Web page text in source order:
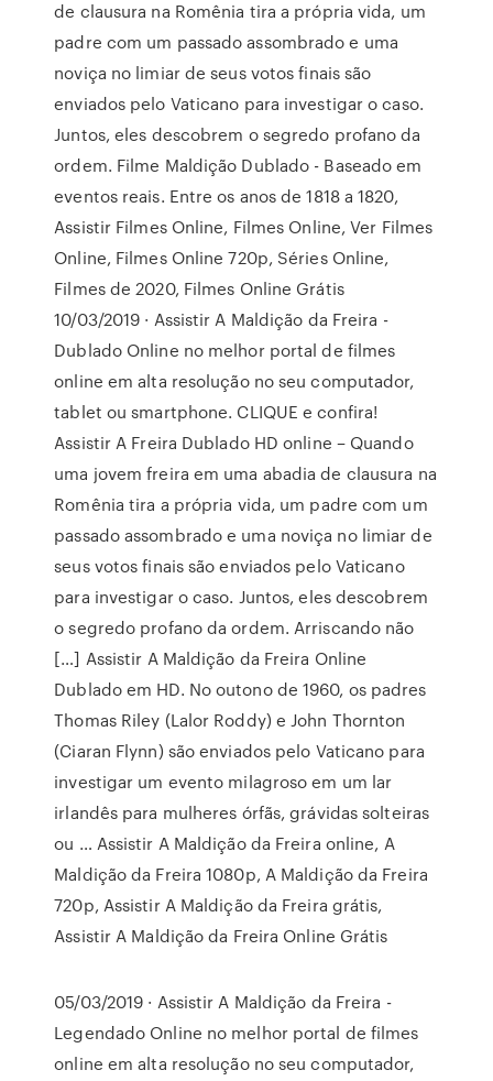
de clausura na Romênia tira a própria vida, um
padre com um passado assombrado e uma
noviça no limiar de seus votos finais são
enviados pelo Vaticano para investigar o caso.
Juntos, eles descobrem o segredo profano da
ordem. Filme Maldição Dublado - Baseado em
eventos reais. Entre os anos de 1818 a 1820,
Assistir Filmes Online, Filmes Online, Ver Filmes
Online, Filmes Online 720p, Séries Online,
Filmes de 2020, Filmes Online Grátis
10/03/2019 · Assistir A Maldição da Freira -
Dublado Online no melhor portal de filmes
online em alta resolução no seu computador,
tablet ou smartphone. CLIQUE e confira!
Assistir A Freira Dublado HD online – Quando
uma jovem freira em uma abadia de clausura na
Romênia tira a própria vida, um padre com um
passado assombrado e uma noviça no limiar de
seus votos finais são enviados pelo Vaticano
para investigar o caso. Juntos, eles descobrem
o segredo profano da ordem. Arriscando não
[…] Assistir A Maldição da Freira Online
Dublado em HD. No outono de 1960, os padres
Thomas Riley (Lalor Roddy) e John Thornton
(Ciaran Flynn) são enviados pelo Vaticano para
investigar um evento milagroso em um lar
irlandês para mulheres órfãs, grávidas solteiras
ou … Assistir A Maldição da Freira online, A
Maldição da Freira 1080p, A Maldição da Freira
720p, Assistir A Maldição da Freira grátis,
Assistir A Maldição da Freira Online Grátis
05/03/2019 · Assistir A Maldição da Freira -
Legendado Online no melhor portal de filmes
online em alta resolução no seu computador,